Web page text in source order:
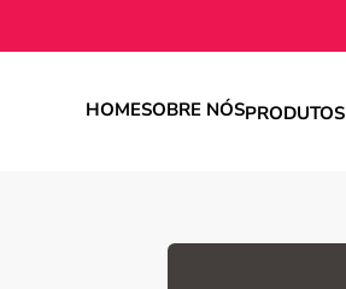
HOMESOBRE NÓSPRODUTOS